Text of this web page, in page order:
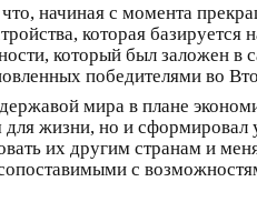
начиная с момента
которая
который был заложен
победителями во
мира в плане
жизни, но и
их другим странам и
с